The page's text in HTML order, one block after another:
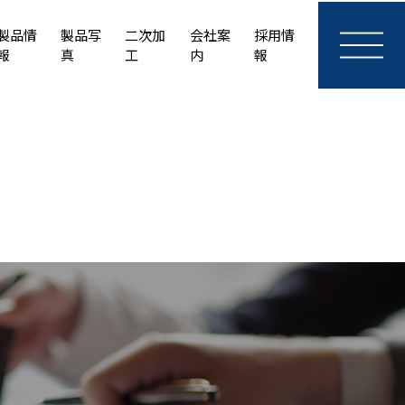
品情
製品写
真
二次加
工
会社案
内
採用情
報